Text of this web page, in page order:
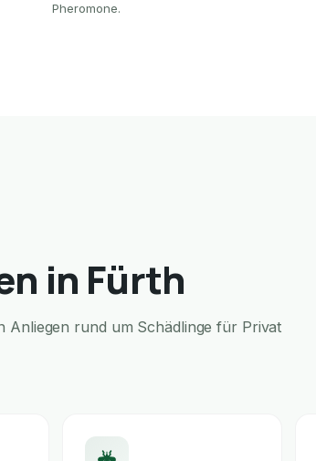
Pheromone.
in Fürth
rund um Schädlinge für Privat